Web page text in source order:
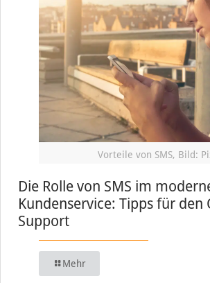
Vorteile von SMS, Bild:
Die Rolle von SMS im
Kundenservice: Tipps für den
Support
Mehr